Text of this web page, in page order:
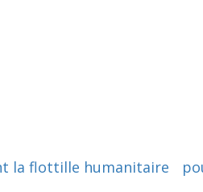
la flottille humanitaire